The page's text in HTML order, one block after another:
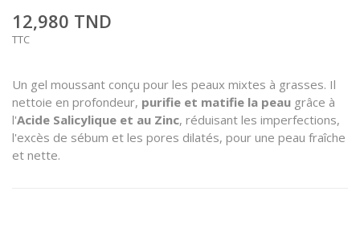
12,980 TND
TTC
Un gel moussant conçu pour les peaux mixtes à grasses. Il
nettoie en profondeur, purifie et matifie la peau grâce à
l'Acide Salicylique et au Zinc, réduisant les imperfections,
l'excès de sébum et les pores dilatés, pour une peau fraîche
et nette.